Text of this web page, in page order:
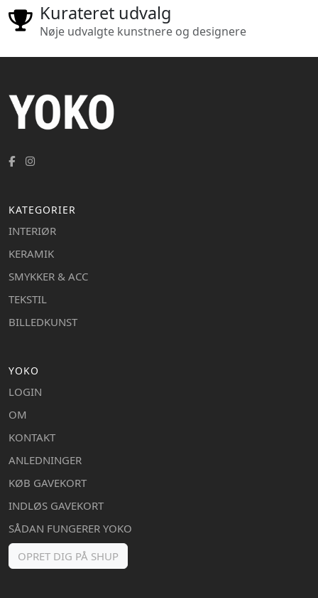
Kurateret udvalg
Nøje udvalgte kunstnere og designere
KATEGORIER
INTERIØR
KERAMIK
SMYKKER & ACC
TEKSTIL
BILLEDKUNST
YOKO
LOGIN
OM
KONTAKT
ANLEDNINGER
KØB GAVEKORT
INDLØS GAVEKORT
SÅDAN FUNGERER YOKO
OPRET DIG PÅ SHUP